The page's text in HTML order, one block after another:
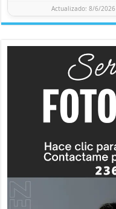
Actualizado: 8/6/2026